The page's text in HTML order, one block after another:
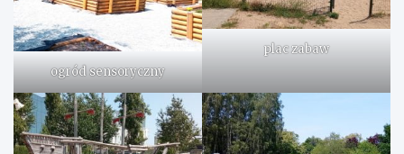
ogród sensoryczny
plac zabaw